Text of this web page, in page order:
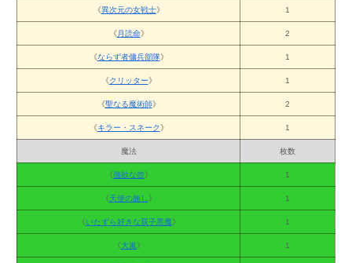
《異次元の女戦士》 1
《月読命》 2
《ならず者傭兵部隊》 1
《クリッター》 1
《聖なる魔術師》 2
《キラー・スネーク》 1
魔法 枚数
《強欲な壺》 1
《天使の施し 》 1
《いたずら好きな双子悪魔》 1
《大嵐》 1